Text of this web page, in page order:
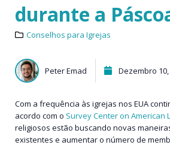
durante a
Conselhos para Igrejas
Peter Emad Dezembro 10,
Com a frequência às igrejas nos EUA
acordo com o Survey Center on American
religiosos estão buscando novas
existentes e aumentar o número de